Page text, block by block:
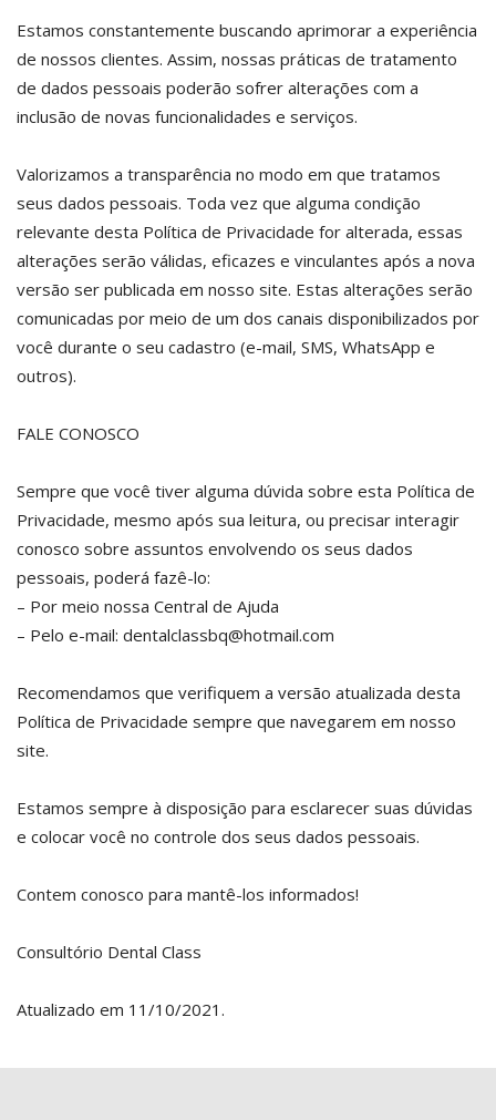
Estamos constantemente buscando aprimorar a experiência
de nossos clientes. Assim, nossas práticas de tratamento
de dados pessoais poderão sofrer alterações com a
inclusão de novas funcionalidades e serviços.
Valorizamos a transparência no modo em que tratamos
seus dados pessoais. Toda vez que alguma condição
relevante desta Política de Privacidade for alterada, essas
alterações serão válidas, eficazes e vinculantes após a nova
versão ser publicada em nosso site. Estas alterações serão
comunicadas por meio de um dos canais disponibilizados por
você durante o seu cadastro (e-mail, SMS, WhatsApp e
outros).
FALE CONOSCO
Sempre que você tiver alguma dúvida sobre esta Política de
Privacidade, mesmo após sua leitura, ou precisar interagir
conosco sobre assuntos envolvendo os seus dados
pessoais, poderá fazê-lo:
– Por meio nossa Central de Ajuda
– Pelo e-mail: dentalclassbq@hotmail.com
Recomendamos que verifiquem a versão atualizada desta
Política de Privacidade sempre que navegarem em nosso
site.
Estamos sempre à disposição para esclarecer suas dúvidas
e colocar você no controle dos seus dados pessoais.
Contem conosco para mantê-los informados!
Consultório Dental Class
Atualizado em 11/10/2021.